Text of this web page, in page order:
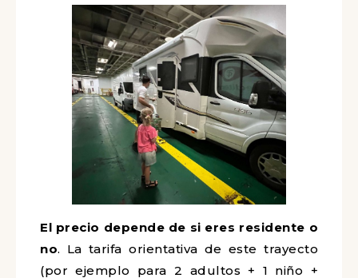
El precio depende de si eres residente o
no. La tarifa orientativa de este trayecto
(por ejemplo para 2 adultos + 1 niño +